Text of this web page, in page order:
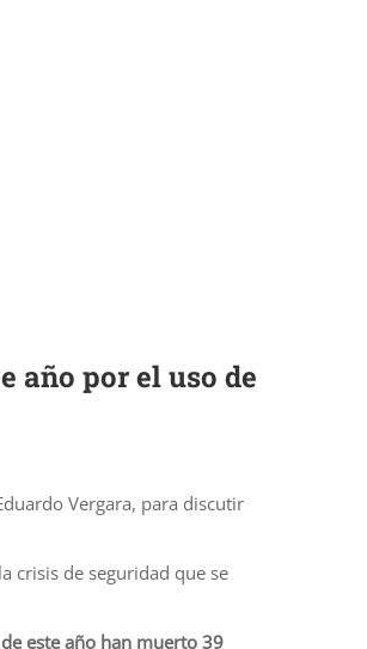
año por el uso de
Vergara, para discutir
crisis de seguridad que se
este año han muerto 39